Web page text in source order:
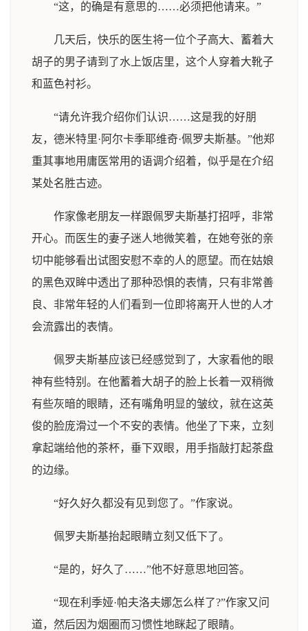
“这，的确是有意思的……必须把他请来。”
几天后，快乐的医生将一位个子高大、蓄着大
胡子的男子请到了水上饭店里，这个人穿着大靴子
和蓝色衬衫。
“请允许我介绍你们认识……这是我的好朋
友，德米特里·阿尔卡季耶维奇·佩罗夫斯基。”他郑
重其事地用庸医常用的语调介绍着，似乎是在介绍
某处名胜古迹。
作家像老朋友一样跟佩罗夫斯基打招呼，非常
开心。而医生的妻子迷人地微笑着，在她夸张的亲
切中能够看出试图安慰不幸的人的愿望。而在姑娘
的黑色双眸中透出了那种恐惧的表情，只有非常善
良、非常年轻的人们看到一位即将离开人世的人才
会流露出的表情。
佩罗夫斯基应该已经感觉到了，大家看他的眼
神有些特别。在他蓄着大胡子的脸上长着一双稍微
有些灰暗的眼睛，还有嘴角明显的皱纹，就在这英
俊的脸庞滑过一个不安的表情。他坐了下来，立刻
拿起端给他的茶杯，垂下双眼，用手指敲打起茶盘
的边缘。
“好久好久都没有见到您了。”作家说。
佩罗夫斯基抬起眼睛立刻又低下了。
“是的，好久了……”他不好意思地回答。
“现在利季娅·帕夫洛夫娜怎么样了?”作家又问
道，然后因为烟圈而习惯性地眯起了眼睛。